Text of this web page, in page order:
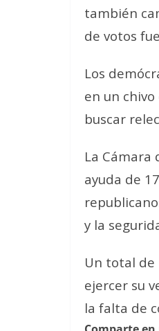
también
de votos
Los
en un
buscar
La Cámara
ayuda de
y la
Un total de
ejercer su
la falta de